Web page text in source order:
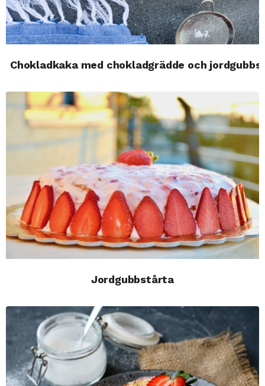
Chokladkaka med chokladgrädde och
Jordgubbstårta